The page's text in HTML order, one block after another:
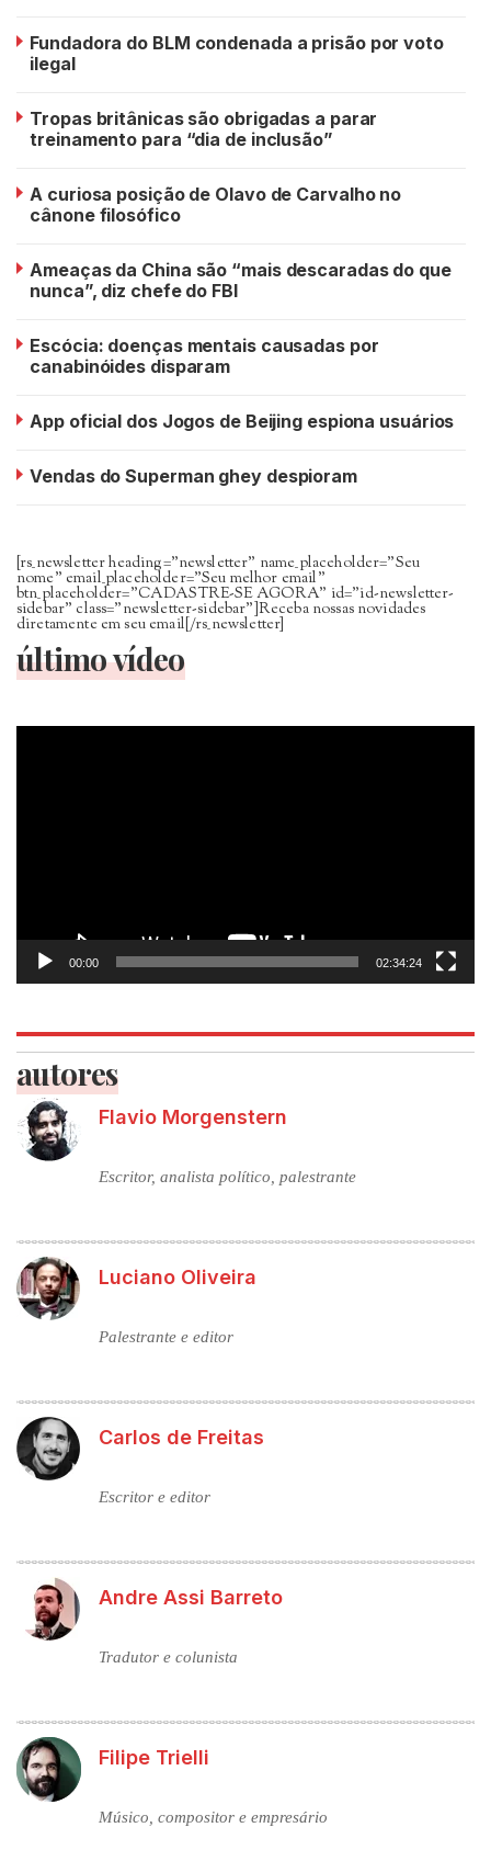
Fundadora do BLM condenada a prisão por voto
ilegal
Tropas britânicas são obrigadas a parar
treinamento para “dia de inclusão”
A curiosa posição de Olavo de Carvalho no
cânone filosófico
Ameaças da China são “mais descaradas do que
nunca”, diz chefe do FBI
Escócia: doenças mentais causadas por
canabinóides disparam
App oficial dos Jogos de Beijing espiona usuários
Vendas do Superman ghey despioram
[rs_newsletter heading=”newsletter” name_placeholder=”Seu
nome” email_placeholder=”Seu melhor email”
btn_placeholder=”CADASTRE-SE AGORA” id=”id-newsletter-
sidebar” class=”newsletter-sidebar”]Receba nossas novidades
diretamente em seu email[/rs_newsletter]
último vídeo
Tocador
00:00 02:34:24
autores
Flavio Morgenstern
Escritor, analista político, palestrante
Luciano Oliveira
Palestrante e editor
Carlos de Freitas
Escritor e editor
Andre Assi Barreto
Tradutor e colunista
Filipe Trielli
Músico, compositor e empresário